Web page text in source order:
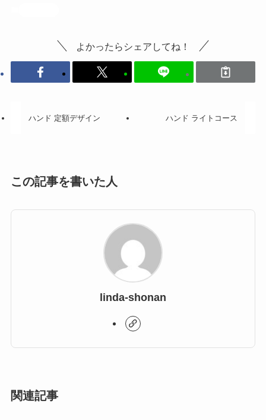
よかったらシェアしてね！
ハンド 定額デザイン ハンド ライトコース
この記事を書いた人
linda-shonan
関連記事